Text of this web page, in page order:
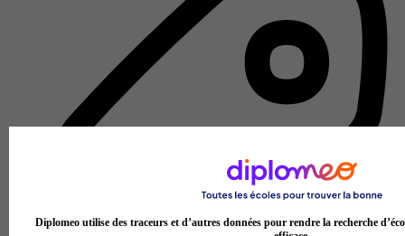
Diplomeo utilise des traceurs et d’autres données pour rendre la recherche